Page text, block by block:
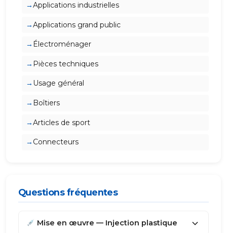
Applications industrielles
Applications grand public
Électroménager
Pièces techniques
Usage général
Boîtiers
Articles de sport
Connecteurs
Questions fréquentes
Mise en œuvre — Injection plastique